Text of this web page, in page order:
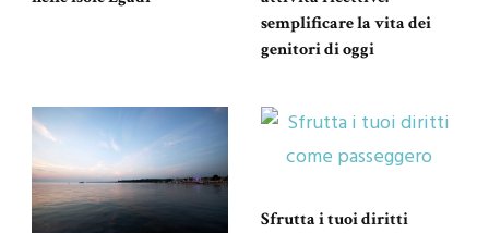
semplificare la vita dei
genitori di oggi
Sfrutta i tuoi diritti